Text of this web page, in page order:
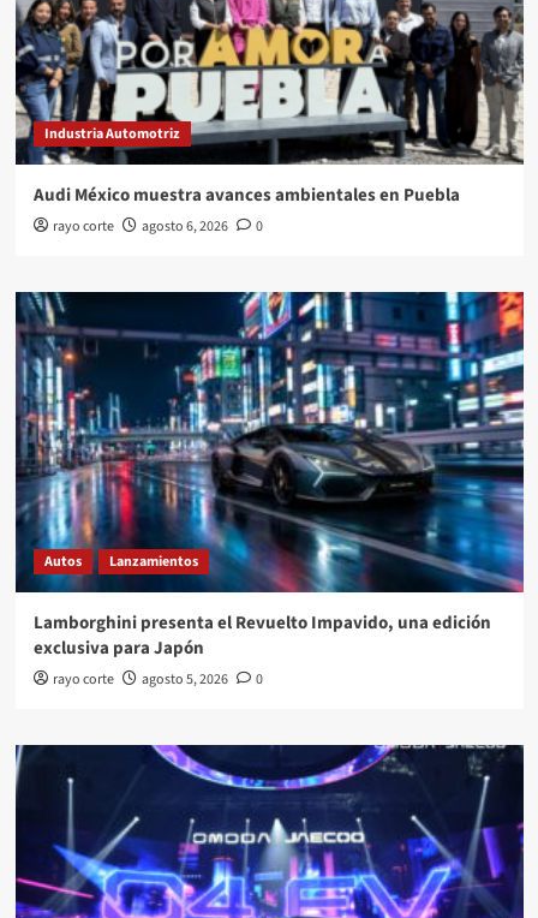
Industria Automotriz
Audi México muestra avances ambientales en Puebla
rayo corte agosto 6, 2026 0
Autos Lanzamientos
Lamborghini presenta el Revuelto Impavido, una edición
exclusiva para Japón
rayo corte agosto 5, 2026 0